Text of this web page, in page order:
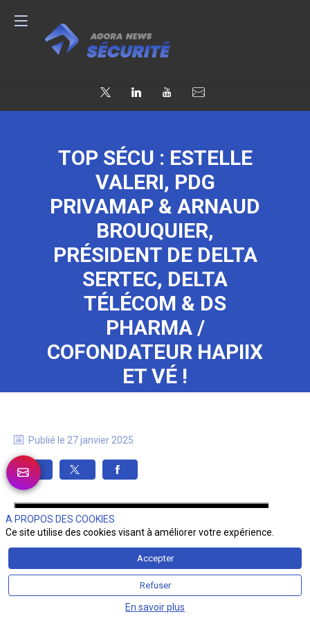
TOP SÉCU : ESTELLE
VALERI, PDG
PRIVAMAP & ARNAUD
BROUQUIER,
PRÉSIDENT DE DELTA
SERTEC, DELTA
TÉLÉCOM & DS
PHARMA /
COFONDATEUR HAPIIX
ET VÉ !
Publié le 27 janvier 2025
A PROPOS DES COOKIES
Ce site utilise des cookies visant à améliorer votre expérience.
Accepter
Refuser
En savoir plus